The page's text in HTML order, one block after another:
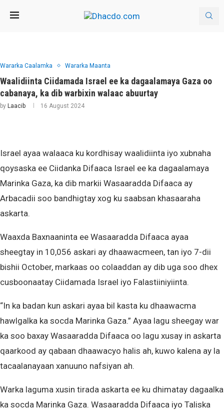
Wararka Caalamka Wararka Maanta
Waalidiinta Ciidamada Israel ee ka dagaalamaya Gaza oo
cabanaya, ka dib warbixin walaac abuurtay
by Laacib 16 August 2024
Israel ayaa walaaca ku kordhisay waalidiinta iyo xubnaha
qoysaska ee Ciidanka Difaaca Israel ee ka dagaalamaya
Marinka Gaza, ka dib markii Wasaaradda Difaaca ay
Arbacadii soo bandhigtay xog ku saabsan khasaaraha
askarta.
Waaxda Baxnaaninta ee Wasaaradda Difaaca ayaa
sheegtay in 10,056 askari ay dhaawacmeen, tan iyo 7-dii
bishii October, markaas oo colaaddan ay dib uga soo dhex
cusboonaatay Ciidamada Israel iyo Falastiiniyiinta.
“In ka badan kun askari ayaa bil kasta ku dhaawacma
hawlgalka ka socda Marinka Gaza.” Ayaa lagu sheegay war
ka soo baxay Wasaaradda Difaaca oo lagu xusay in askarta
qaarkood ay qabaan dhaawacyo halis ah, kuwo kalena ay la
tacaalanayaan xanuuno nafsiyan ah.
Warka laguma xusin tirada askarta ee ku dhimatay dagaalka
ka socda Marinka Gaza. Wasaaradda Difaaca iyo Taliska